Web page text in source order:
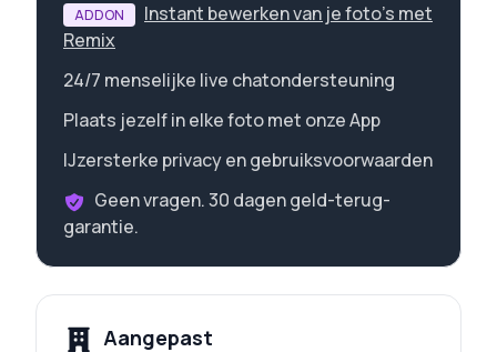
ADDON
Instant bewerken van je foto's met
Remix
24/7 menselijke live chatondersteuning
Plaats jezelf in elke foto met onze App
IJzersterke privacy en gebruiksvoorwaarden
Geen vragen. 30 dagen geld-terug-
garantie.
Aangepast